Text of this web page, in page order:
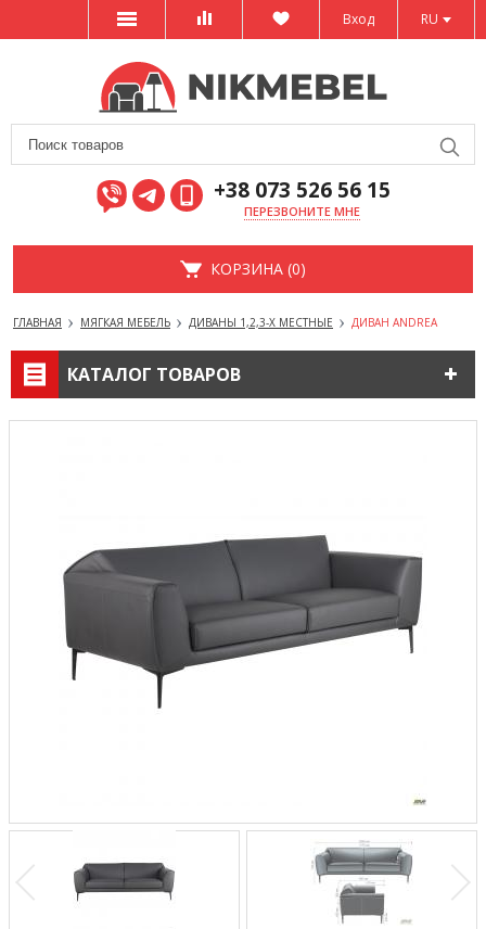
RU
Вход
+38 073 526 56 15
ПЕРЕЗВОНИТЕ МНЕ
КОРЗИНА (0)
ГЛАВНАЯ МЯГКАЯ МЕБЕЛЬ ДИВАНЫ 1,2,3-Х МЕСТНЫЕ ДИВАН ANDREA
КАТАЛОГ ТОВАРОВ